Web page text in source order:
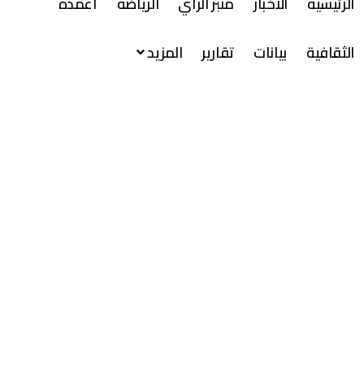
الثقافية
بيانات تقارير المزيد